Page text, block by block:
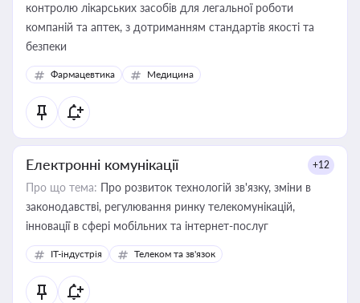
контролю лікарських засобів для легальної роботи
компаній та аптек, з дотриманням стандартів якості та
безпеки
Фармацевтика Медицина
Електронні комунікації +12
Про що тема: Про розвиток технологій зв'язку, зміни в
законодавстві, регулювання ринку телекомунікацій,
інновації в сфері мобільних та інтернет-послуг
IT-індустрія Телеком та зв'язок